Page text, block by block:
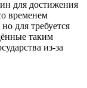
для достижения
временем
для требуется
таким
из-за